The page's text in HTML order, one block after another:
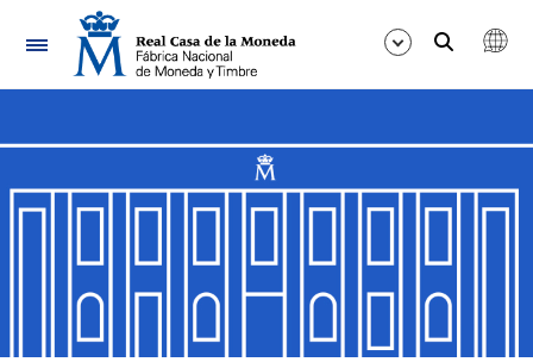
Navigation
Show/Hide
Show/Hide
Show/Hide